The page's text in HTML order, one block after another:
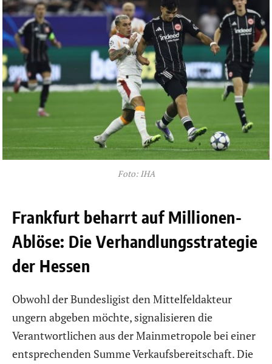
Foto: IHA
Frankfurt beharrt auf Millionen-
Ablöse: Die Verhandlungsstrategie
der Hessen
Obwohl der Bundesligist den Mittelfeldakteur
ungern abgeben möchte, signalisieren die
Verantwortlichen aus der Mainmetropole bei einer
entsprechenden Summe Verkaufsbereitschaft. Die